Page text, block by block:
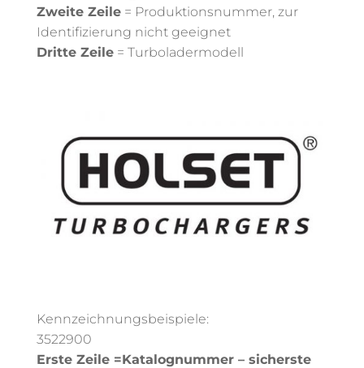
Zweite Zeile= Produktionsnummer, zur
Identifizierung nicht geeignet
Dritte Zeile= Turboladermodell
Kennzeichnungsbeispiele:
3522900
Erste Zeile =Katalognummer – sicherste